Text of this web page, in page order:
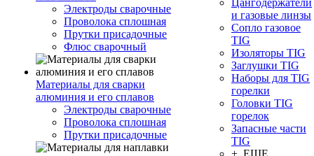
Электроды сварочные
Проволока сплошная
Прутки присадочные
Флюс сварочный
Материалы для сварки
алюминия и его сплавов
Электроды сварочные
Проволока сплошная
Прутки присадочные
Цангодержатели
и газовые линзы
Сопло газовое
TIG
Изоляторы TIG
Заглушки TIG
Наборы для TIG
горелки
Головки TIG
горелок
Запасные части
TIG
+ ЕЩЕ